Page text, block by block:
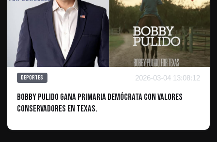
Deportes 2026-03-04 13:08:12
Bobby Pulido gana primaria demócrata con valores
conservadores en Texas.